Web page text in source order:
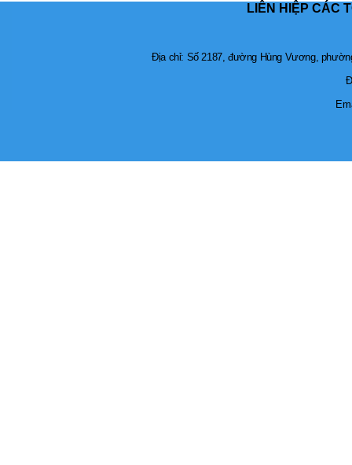
LIÊN HIỆP CÁC
Địa chỉ: Số 2187, đường Hùng Vương,